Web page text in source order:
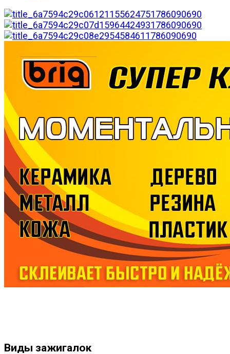
Виды зажигалок